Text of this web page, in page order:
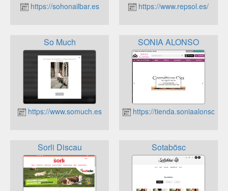
https://sohonailbar.es https://www.repsol.es/
So Much
https://www.somuch.es
SONIA ALONSO
https://tienda.soniaalonso.es
Sorli Discau Sotabösc